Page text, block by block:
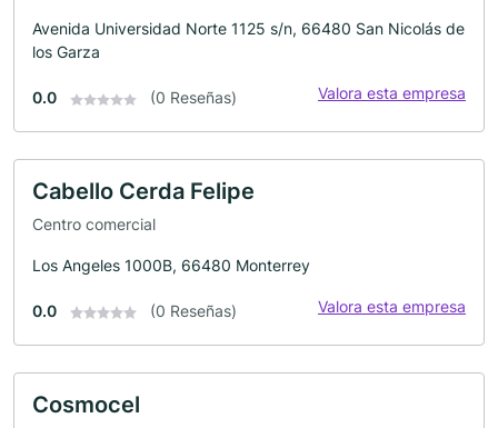
Avenida Universidad Norte 1125 s/n, 66480 San Nicolás de
los Garza
0.0 (0 Reseñas) Valora esta empresa
Cabello Cerda Felipe
Centro comercial
Los Angeles 1000B, 66480 Monterrey
0.0 (0 Reseñas) Valora esta empresa
Cosmocel